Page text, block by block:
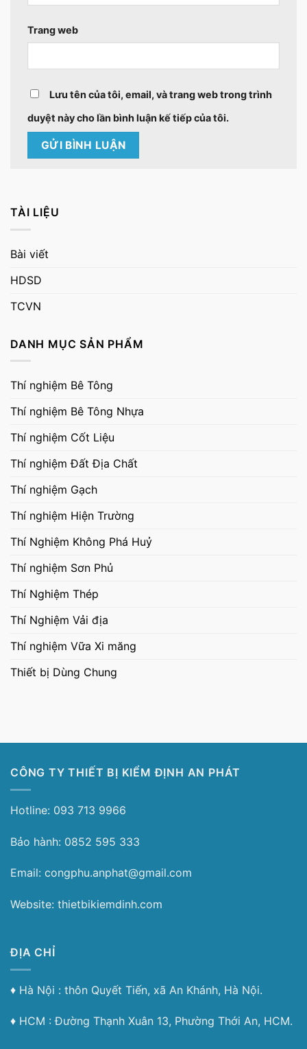
TÀI LIỆU
Bài viết
HDSD
TCVN
DANH MỤC SẢN PHẨM
Thí nghiệm Bê Tông
Thí nghiệm Bê Tông Nhựa
Thí nghiệm Cốt Liệu
Thí nghiệm Đất Địa Chất
Thí nghiệm Gạch
Thí nghiệm Hiện Trường
Thí Nghiệm Không Phá Huỷ
Thí nghiệm Sơn Phủ
Thí Nghiệm Thép
Thí Nghiệm Vải địa
Thí nghiệm Vữa Xi măng
Thiết bị Dùng Chung
Trang web
Lưu tên của tôi, email, và trang web trong trình
duyệt này cho lần bình luận kế tiếp của tôi.
CÔNG TY THIẾT BỊ KIỂM ĐỊNH AN PHÁT
Hotline: 093 713 9966
Bảo hành: 0852 595 333
Email: congphu.anphat@gmail.com
Website: thietbikiemdinh.com
ĐỊA CHỈ
♦︎ Hà Nội : thôn Quyết Tiến, xã An Khánh, Hà Nội.
♦︎ HCM : Đường Thạnh Xuân 13, Phường Thới An, HCM.